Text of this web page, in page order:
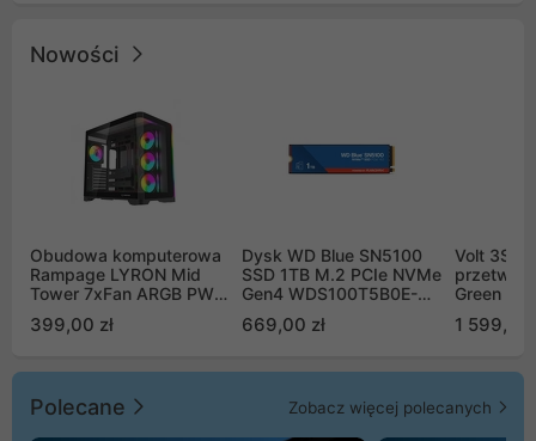
Nowości
Obudowa komputerowa
Rampage LYRON Mid
Tower 7xFan ARGB PWM
399,00 zł
Dysk WD Blue SN5100
SSD 1TB M.2 PCIe NVMe
Gen4 WDS100T5B0E-
669,00 zł
Volt
Green
1 599,00
Polecane Zobacz więcej polecanych